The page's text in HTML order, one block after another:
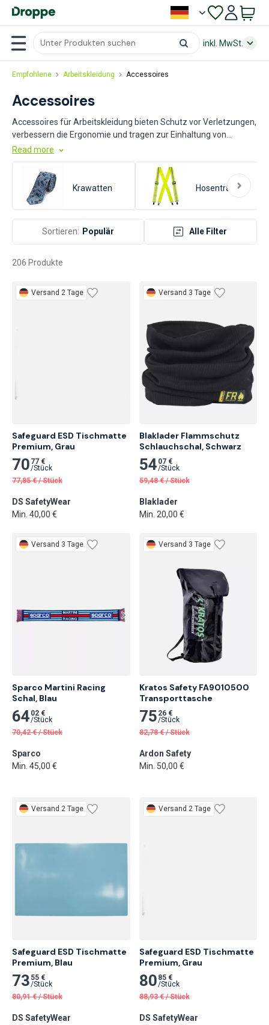
inkl. MwSt.
Empfohlene Arbeitskleidung Accessoires
Accessoires
Accessoires für Arbeitskleidung bieten Schutz vor Verletzungen,
verbessern die Ergonomie und tragen zur Einhaltung von
Sicherheitsvorschriften bei. Bei der Auswahl sollten Sie auf die
Materialqualität, die Passform und die spezifischen
Schutzanforderungen Ihrer Branche achten. Achten Sie auch
auf Zertifizierungen und Normen, um sicherzustellen, dass die
Accessoires den geltenden Sicherheitsstandards entsprechen.
Read more
Krawatten Hosenträger
Sortieren: Populär Alle Filter
206 Produkte
Versand 2 Tage
Safeguard ESD Tischmatte
Premium, Grau
70 77 €
/Stück
77,85 € /Stück
DS SafetyWear
Min. 40,00 €
Versand 3 Tage
Blaklader Flammschutz
Schlauchschal, Schwarz
54 07 €
/Stück
59,48 € /Stück
Blaklader
Min. 20,00 €
Versand 3 Tage
Sparco Martini Racing
Schal, Blau
64 02 €
/Stück
70,42 € /Stück
Sparco
Min. 45,00 €
Versand 3 Tage
Kratos Safety FA9010500
Transporttasche
75 26 €
/Stück
82,78 € /Stück
Ardon Safety
Min. 50,00 €
Versand 2 Tage
Safeguard ESD Tischmatte
Premium, Blau
73 55 €
/Stück
80,91 € /Stück
DS SafetyWear
Versand 2 Tage
Safeguard ESD Tischmatte
Premium, Grau
80 85 €
/Stück
88,93 € /Stück
DS SafetyWear